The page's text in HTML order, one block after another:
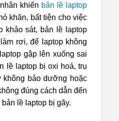
khiến bản lề laptop
khăn, bất tiện cho việc
khảo sát, bản lề laptop
rơi, để laptop không
gập lên xuống sai
lề laptop bị oxi hoá, trụ
không bảo dưỡng hoặc
đúng cách dẫn đến
lề laptop bị gãy.